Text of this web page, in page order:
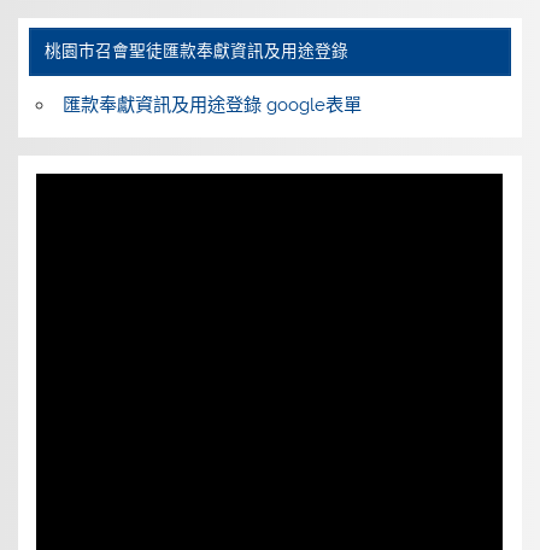
桃園巿召會聖徒匯款奉獻資訊及用途登錄
匯款奉獻資訊及用途登錄 google表單